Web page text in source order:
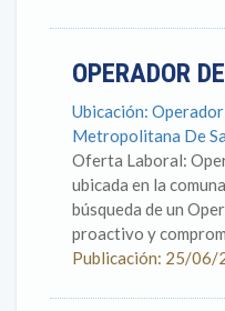
OPERADOR
Ubicación:
Metropolitana De
Oferta Laboral:
ubicada en la
búsqueda de un
proactivo y
Publicación: 25/